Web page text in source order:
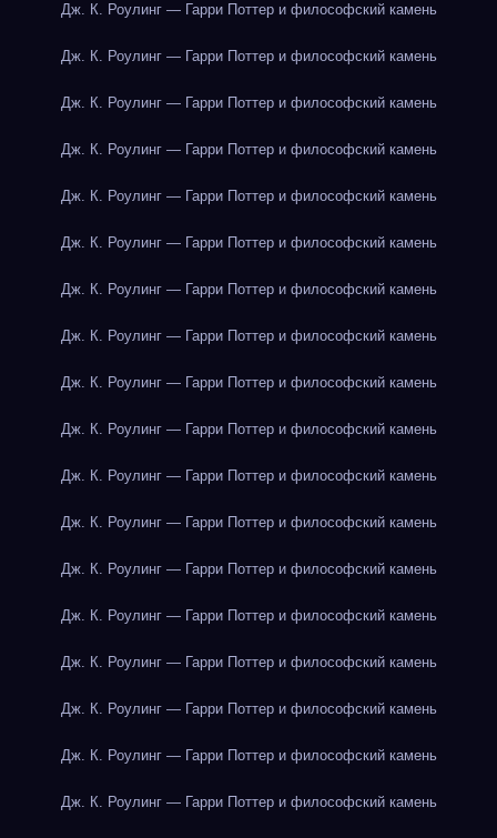
Дж. К. Роулинг — Гарри Поттер и философский камень
Дж. К. Роулинг — Гарри Поттер и философский камень
Дж. К. Роулинг — Гарри Поттер и философский камень
Дж. К. Роулинг — Гарри Поттер и философский камень
Дж. К. Роулинг — Гарри Поттер и философский камень
Дж. К. Роулинг — Гарри Поттер и философский камень
Дж. К. Роулинг — Гарри Поттер и философский камень
Дж. К. Роулинг — Гарри Поттер и философский камень
Дж. К. Роулинг — Гарри Поттер и философский камень
Дж. К. Роулинг — Гарри Поттер и философский камень
Дж. К. Роулинг — Гарри Поттер и философский камень
Дж. К. Роулинг — Гарри Поттер и философский камень
Дж. К. Роулинг — Гарри Поттер и философский камень
Дж. К. Роулинг — Гарри Поттер и философский камень
Дж. К. Роулинг — Гарри Поттер и философский камень
Дж. К. Роулинг — Гарри Поттер и философский камень
Дж. К. Роулинг — Гарри Поттер и философский камень
Дж. К. Роулинг — Гарри Поттер и философский камень